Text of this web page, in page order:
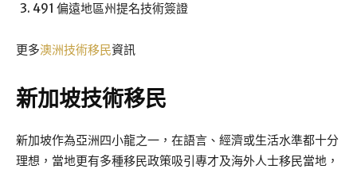
491 偏遠地區州提名技術簽證
更多澳洲技術移民資訊
新加坡技術移民
新加坡作為亞洲四小龍之一，在語言、經濟或生活水準都十分
理想，當地更有多種移民政策吸引專才及海外人士移民當地，